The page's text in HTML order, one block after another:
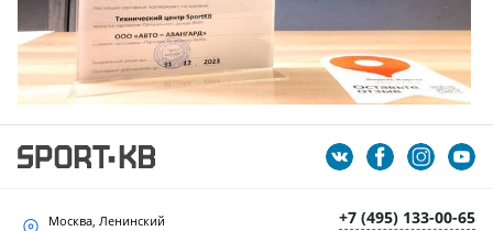
+7 (495) 133-00-65
Москва, Ленинский